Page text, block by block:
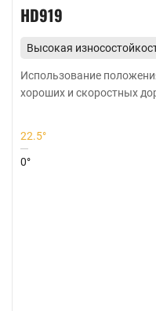
HD919
Высокая
экономичность
Использование
хороших и скоростных
22.5°
0°